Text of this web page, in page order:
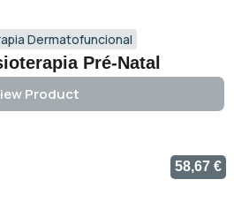
Dermatofuncional
Pré-Natal
Product
58,67 €